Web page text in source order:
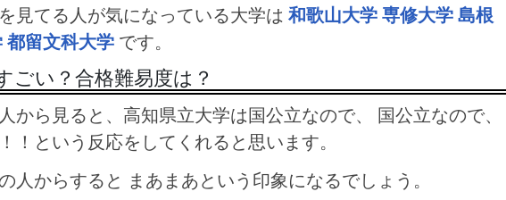
見てる人が気になっている大学は 和歌山大学専修大学島根
都留文科大学 です。
ごい？合格難易度は？
から見ると、高知県立大学は国公立なので、 国公立なので、
！という反応をしてくれると思います。
人からすると まあまあという印象になるでしょう。